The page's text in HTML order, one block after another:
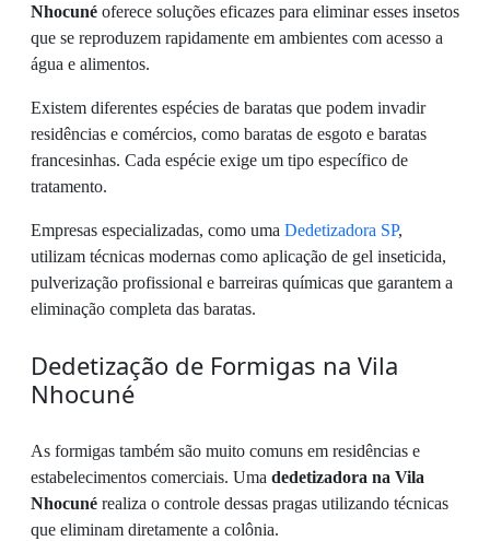
Nhocuné oferece soluções eficazes para eliminar esses insetos
que se reproduzem rapidamente em ambientes com acesso a
água e alimentos.
Existem diferentes espécies de baratas que podem invadir
residências e comércios, como baratas de esgoto e baratas
francesinhas. Cada espécie exige um tipo específico de
tratamento.
Empresas especializadas, como uma Dedetizadora SP,
utilizam técnicas modernas como aplicação de gel inseticida,
pulverização profissional e barreiras químicas que garantem a
eliminação completa das baratas.
Dedetização de Formigas na Vila
Nhocuné
As formigas também são muito comuns em residências e
estabelecimentos comerciais. Uma dedetizadora na Vila
Nhocuné realiza o controle dessas pragas utilizando técnicas
que eliminam diretamente a colônia.